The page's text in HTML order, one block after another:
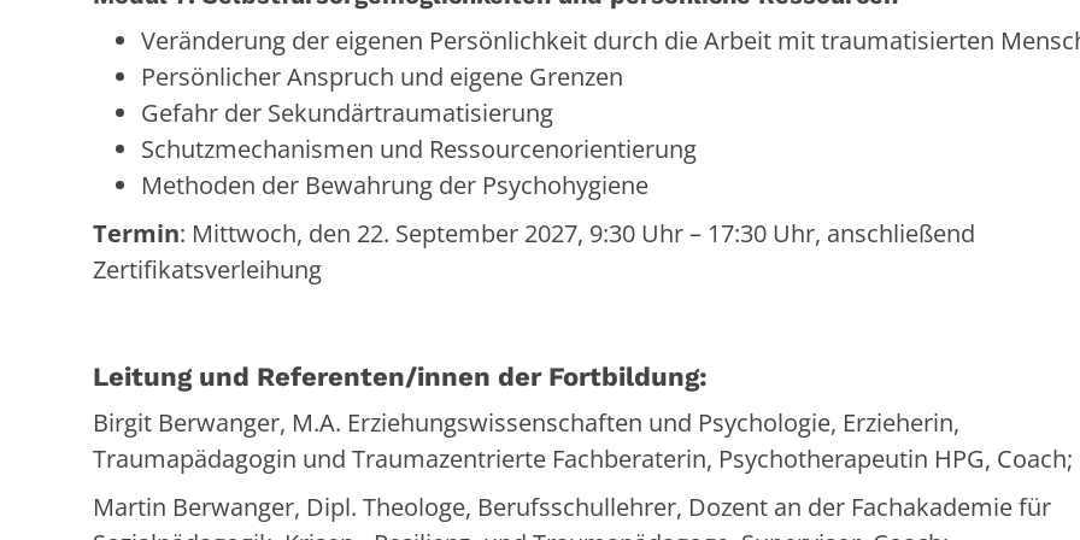
Veränderung der eigenen Persönlichkeit durch die Arbeit mit traumatisierten
Persönlicher Anspruch und eigene Grenzen
Gefahr der Sekundärtraumatisierung
Schutzmechanismen und Ressourcenorientierung
Methoden der Bewahrung der Psychohygiene
Termin: Mittwoch, den 22. September 2027, 9:30 Uhr – 17:30 Uhr, anschließend
Zertifikatsverleihung
Leitung und Referenten/innen der Fortbildung:
Birgit Berwanger, M.A. Erziehungswissenschaften und Psychologie, Erzieherin,
Traumapädagogin und Traumazentrierte Fachberaterin, Psychotherapeutin HPG, Coach;
Martin Berwanger, Dipl. Theologe, Berufsschullehrer, Dozent an der Fachakademie für